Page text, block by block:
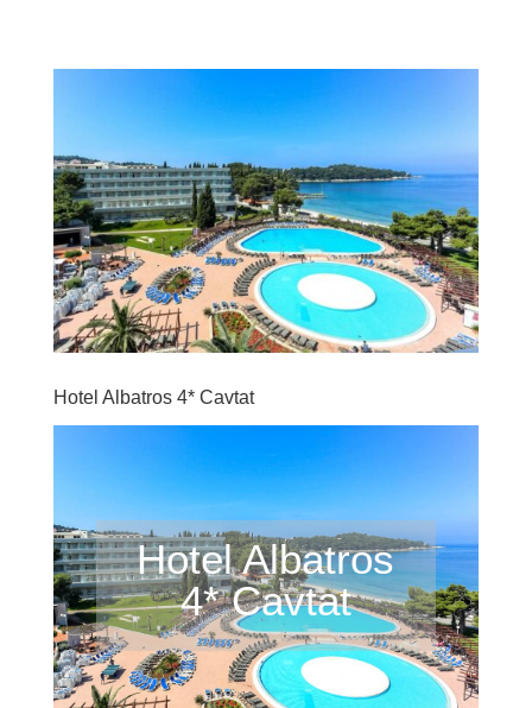
Hotel Albatros 4* Cavtat
Hotel Albatros
4* Cavtat